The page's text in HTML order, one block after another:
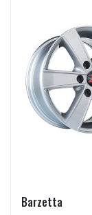
Barzetta